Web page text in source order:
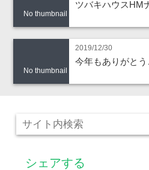
No thumbnail
ツバキハウスHM
No thumbnail
2019/12/30
今年もありがとう
シェアする